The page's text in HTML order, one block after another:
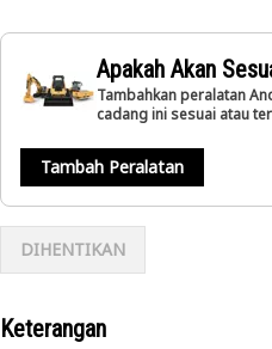
Apakah Akan
Tambahkan peralatan
cadang ini sesuai atau
Tambah Peralatan
DIHENTIKAN
Keterangan